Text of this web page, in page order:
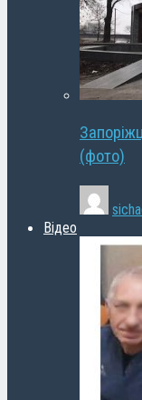
(фото)
Відео